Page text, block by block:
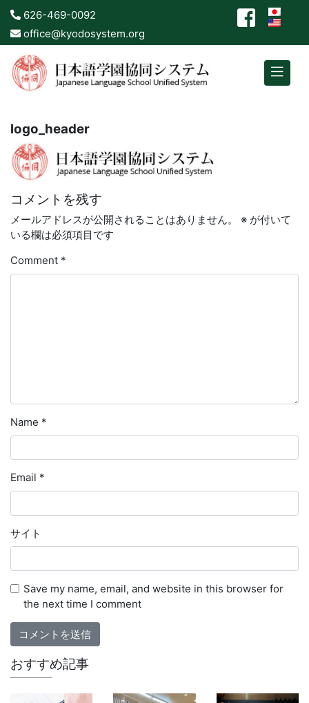
626-469-0092
office@kyodosystem.org
logo_header
コメントを残す
メールアドレスが公開されることはありません。 ※ が付いて
いる欄は必須項目です
Comment *
Name *
Email *
サイト
Save my name, email, and website in this browser for
the next time I comment
おすすめ記事